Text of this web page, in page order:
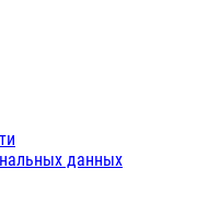
данных